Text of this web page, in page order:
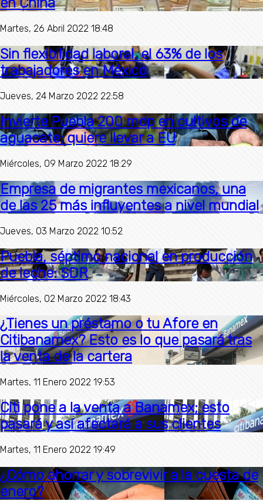
Martes, 26 Abril 2022 18:48
Sin flexibilidad laboral, el 63% de los
trabajadores en México
Jueves, 24 Marzo 2022 22:58
Invierte Puebla 200 mdp en cultivos de
aguacate; quiere llevar a EU
Miércoles, 09 Marzo 2022 18:29
Empresa de migrantes mexicanos, una
de las 25 más influyentes a nivel mundial
Jueves, 03 Marzo 2022 10:52
Puebla, séptimo nacional en producción
de leche: SDR
Miércoles, 02 Marzo 2022 18:43
¿Tienes un préstamo o tu Afore en
Citibanamex? Esto es lo que pasará tras
la venta de la cartera
Martes, 11 Enero 2022 19:53
Citi pone a la venta a Banamex; esto
pasará y así afectará a sus clientes
Martes, 11 Enero 2022 19:49
¿Cómo ahorrar y sobrevivir a la cuesta de
enero?